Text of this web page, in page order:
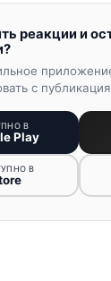
реакции и
с
В
Play
В